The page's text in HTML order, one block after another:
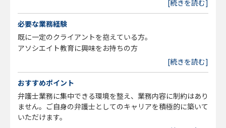
[続きを読む]
必要な業務経験
既に一定のクライアントを抱えている方。
アソシエイト教育に興味をお持ちの方
[続きを読む]
おすすめポイント
弁護士業務に集中できる環境を整え、業務内容に制約はあり
ません。ご自身の弁護士としてのキャリアを積極的に築いて
いただけます。